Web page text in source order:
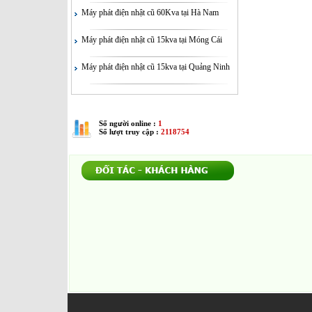
CUNG CẤP MÁY PHÁT ĐIỆN CUMMINS
350KVA CÁT BÀ HẢI PHÒNG
CUNG CẤP MÁY PHÁT ĐIỆN CUMMINS
Máy phát điện nhật cũ 60Kva tại Hà Nam
Máy phát điện nhật cũ 15kva tại Móng Cái
Máy phát điện nhật cũ 15kva tại Quảng Ninh
Số người online : 1
Số lượt truy cập : 2118754